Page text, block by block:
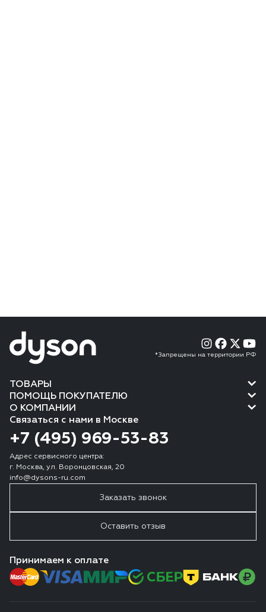
*Запрещены на территории РФ
ТОВАРЫ
ПОМОЩЬ ПОКУПАТЕЛЮ
О КОМПАНИИ
Связаться с нами в Москве
+7 (495) 969-53-83
Адрес сервисного центра:
г. Москва, ул. Воронцовская, 20
info@dysons-ru.com
Заказать звонок
Оставить отзыв
Принимаем к оплате